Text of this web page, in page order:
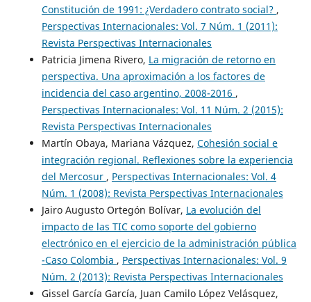
Constitución de 1991: ¿Verdadero contrato social? ,
Perspectivas Internacionales: Vol. 7 Núm. 1 (2011):
Revista Perspectivas Internacionales
Patricia Jimena Rivero, La migración de retorno en
perspectiva. Una aproximación a los factores de
incidencia del caso argentino, 2008-2016 ,
Perspectivas Internacionales: Vol. 11 Núm. 2 (2015):
Revista Perspectivas Internacionales
Martín Obaya, Mariana Vázquez, Cohesión social e
integración regional. Reflexiones sobre la experiencia
del Mercosur , Perspectivas Internacionales: Vol. 4
Núm. 1 (2008): Revista Perspectivas Internacionales
Jairo Augusto Ortegón Bolívar, La evolución del
impacto de las TIC como soporte del gobierno
electrónico en el ejercicio de la administración pública
-Caso Colombia , Perspectivas Internacionales: Vol. 9
Núm. 2 (2013): Revista Perspectivas Internacionales
Gissel García García, Juan Camilo López Velásquez,